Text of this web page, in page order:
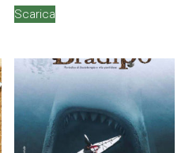
Scarica